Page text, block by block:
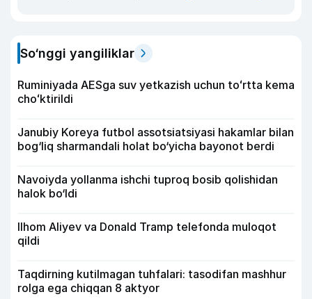
So‘nggi yangiliklar
Ruminiyada AESga suv yetkazish uchun toʻrtta kema
choʻktirildi
Janubiy Koreya futbol assotsiatsiyasi hakamlar bilan
bog‘liq sharmandali holat bo‘yicha bayonot berdi
Navoiyda yollanma ishchi tuproq bosib qolishidan
halok bo‘ldi
Ilhom Aliyev va Donald Tramp telefonda muloqot
qildi
Taqdirning kutilmagan tuhfalari: tasodifan mashhur
rolga ega chiqqan 8 aktyor